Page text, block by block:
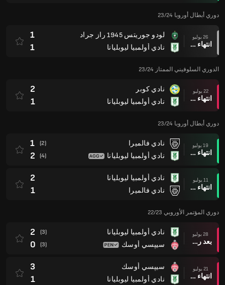
دوري أبطال أوروبا 23/24
26 يوليو
انتهاء وقت المباراة
لودو جوريتس 1945 راز جراد
نادي أولمبيا ليوبليانا
1
1
الدوري السلوفيني الممتاز 23/24
22 يوليو
انتهاء وقت المباراة
نادي كوبر
نادي أولمبيا ليوبليانا
2
1
دوري أبطال أوروبا 23/24
19 يوليو
انتهاء وقت المباراة
نادي فالميرا
نادي أولمبيا ليوبليانا
(2)
1
(4)
2
11 يوليو
انتهاء وقت المباراة
نادي أولمبيا ليوبليانا
نادي فالميرا
2
1
دوري المؤتمر الأوروبي 22/23
28 يوليو
بعد ركلات الترجيح
نادي أولمبيا ليوبليانا
سيپسي أوسك
(3)
2
(3)
0
21 يوليو
انتهاء وقت المباراة
سيپسي أوسك
نادي أولمبيا ليوبليانا
3
1